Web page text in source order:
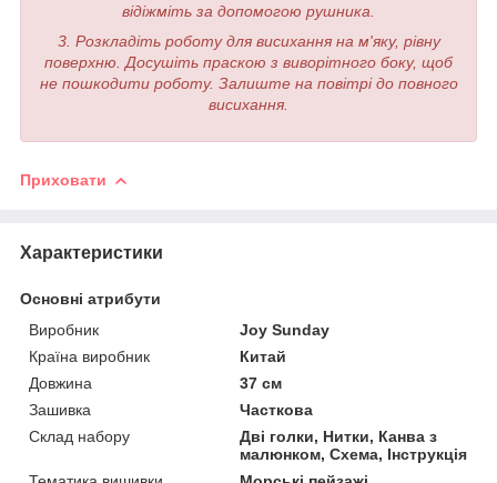
відіжміть за допомогою рушника.
3. Розкладіть роботу для висихання на м'яку, рівну
поверхню. Досушіть праскою з виворітного боку, щоб
не пошкодити роботу. Залиште на повітрі до повного
висихання.
Приховати
Характеристики
Основні атрибути
Виробник
Joy Sunday
Країна виробник
Китай
Довжина
37 см
Зашивка
Часткова
Склад набору
Дві голки, Нитки, Канва з
малюнком, Схема, Інструкція